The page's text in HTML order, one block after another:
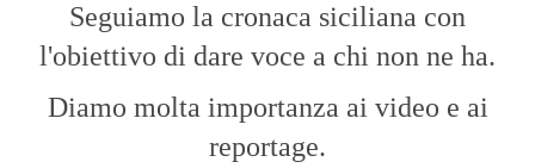
Seguiamo la cronaca siciliana con
l'obiettivo di dare voce a chi non ne ha.
Diamo molta importanza ai video e ai
reportage.